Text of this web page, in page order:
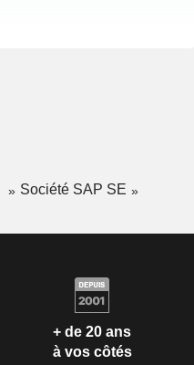
Société SAP SE
+ de 20 ans
à vos côtés